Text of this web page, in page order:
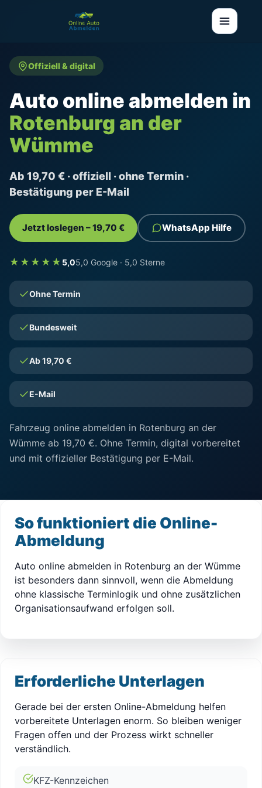
Offiziell & digital
Auto online abmelden in
Rotenburg an der
Wümme
Ab 19,70 € · offiziell · ohne Termin ·
Bestätigung per E-Mail
Jetzt loslegen – 19,70 € WhatsApp Hilfe
★★★★★ 5,05,0 Google · 5,0 Sterne
Ohne Termin
Bundesweit
Ab 19,70 €
E-Mail
Fahrzeug online abmelden in Rotenburg an der
Wümme ab 19,70 €. Ohne Termin, digital vorbereitet
und mit offizieller Bestätigung per E-Mail.
So funktioniert die Online-
Abmeldung
Auto online abmelden in Rotenburg an der Wümme
ist besonders dann sinnvoll, wenn die Abmeldung
ohne klassische Terminlogik und ohne zusätzlichen
Organisationsaufwand erfolgen soll.
Erforderliche Unterlagen
Gerade bei der ersten Online-Abmeldung helfen
vorbereitete Unterlagen enorm. So bleiben weniger
Fragen offen und der Prozess wirkt schneller
verständlich.
KFZ-Kennzeichen